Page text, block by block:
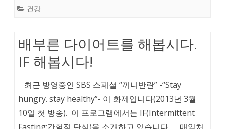
건강
배부른 다이어트를 해봅시다.
IF 해봅시다!
최근 방영중인 SBS 스페셜 “끼니반란” -“Stay
hungry. stay healthy”- 이 화제입니다(2013년 3월
10일 첫 방송). 이 프로그램에서는 IF(Intermittent